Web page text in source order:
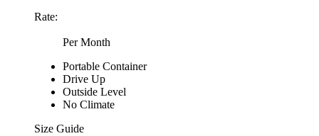
Rate:
Per Month
Portable Container
Drive Up
Outside Level
No Climate
Size Guide